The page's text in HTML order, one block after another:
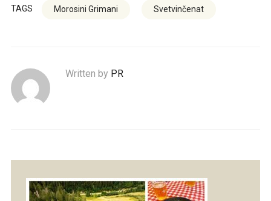
TAGS Morosini Grimani Svetvinčenat
Written by PR